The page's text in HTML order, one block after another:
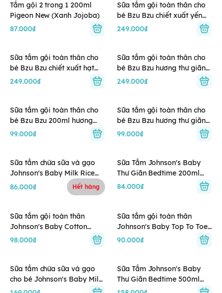
Tắm gội 2 trong 1 200ml
Pigeon New (Xanh Jojoba)
87.000₫
Sữa tắm gội toàn thân cho
bé Bzu Bzu chiết xuất yến
mạch và sữa 600ml (0M+)
249.000₫
Sữa tắm gội toàn thân cho
bé Bzu Bzu chiết xuất hạt
bông và vani 600ml (0M+)
249.000₫
Sữa tắm gội toàn thân cho
bé Bzu Bzu hương thư giãn
600ml (0M+)
249.000₫
Sữa tắm gội toàn thân cho
bé Bzu Bzu 200ml hương
yến mạch sữa (0M+)
99.000₫
Sữa tắm gội toàn thân cho
bé Bzu Bzu hương thư giãn
200ml (0M+)
99.000₫
Sữa tắm chứa sữa và gạo
Johnson's Baby Milk Rice
200ml (0M+)
86.000₫ Hết hàng
Sữa Tắm Johnson's Baby
Thư Giãn Bedtime 200ml
(1Y+)
84.000₫
Sữa tắm gội toàn thân
Johnson's Baby Cotton
Touch 200ml (0M+)
98.000₫
Sữa tắm gội toàn thân
Johnson's Baby Top To Toe
200ml (0M+)
90.000₫
Sữa tắm chứa sữa và gạo
cho bé Johnson's Baby Milk
Rice 500ml (0M+)
Sữa Tắm Johnson's Baby
Thư Giãn Bedtime 500ml
(1Y+)